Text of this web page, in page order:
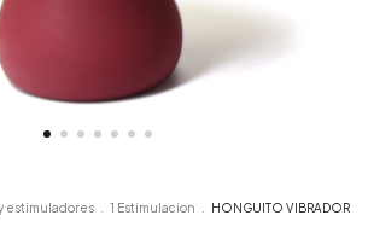
estimuladores 1 Estimulacion HONGUITO VIBRADOR